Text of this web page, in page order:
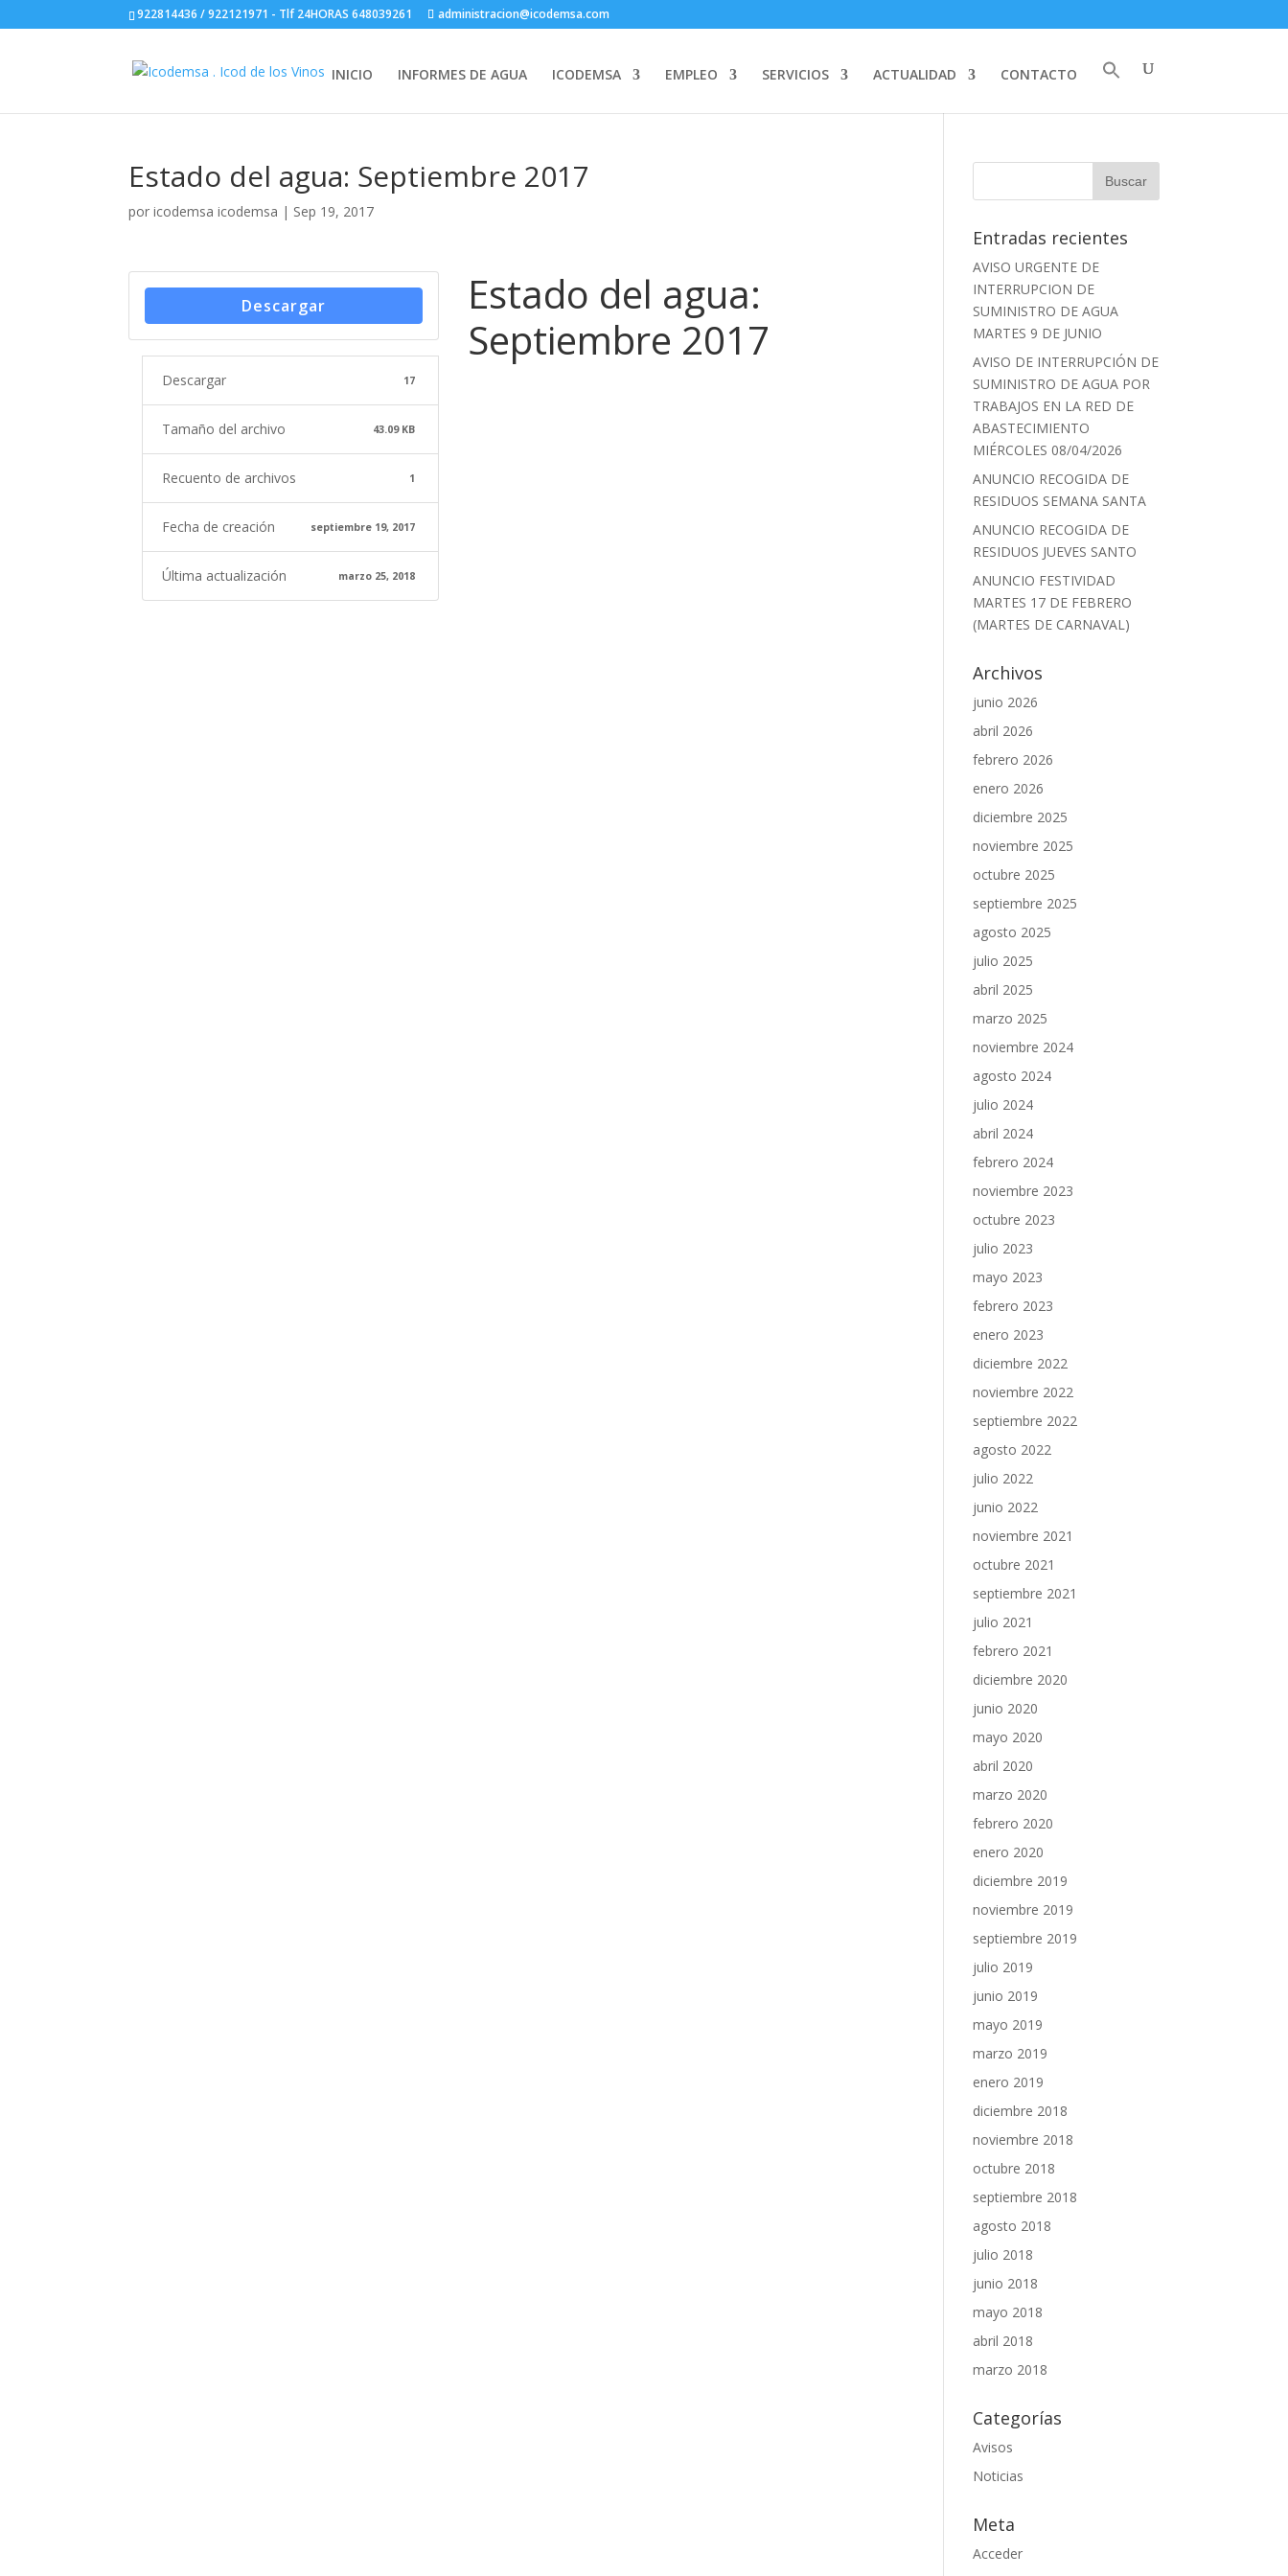
922814436 / 922121971 - Tlf 24HORAS 648039261 administracion@icodemsa.com
INICIO INFORMES DE AGUA ICODEMSA EMPLEO SERVICIOS ACTUALIDAD CONTACTO
Estado del agua: Septiembre 2017
poricodemsa icodemsa | Sep 19, 2017
Descargar
Descargar 17
Tamaño del archivo 43.09 KB
Recuento de archivos 1
Fecha de creación septiembre 19, 2017
Última actualización marzo 25, 2018
Estado del agua:
Septiembre 2017
Entradas recientes
AVISO URGENTE DE
INTERRUPCION DE
SUMINISTRO DE AGUA
MARTES 9 DE JUNIO
AVISO DE INTERRUPCIÓN DE
SUMINISTRO DE AGUA POR
TRABAJOS EN LA RED DE
ABASTECIMIENTO
MIÉRCOLES 08/04/2026
ANUNCIO RECOGIDA DE
RESIDUOS SEMANA SANTA
ANUNCIO RECOGIDA DE
RESIDUOS JUEVES SANTO
ANUNCIO FESTIVIDAD
MARTES 17 DE FEBRERO
(MARTES DE CARNAVAL)
Archivos
junio 2026
abril 2026
febrero 2026
enero 2026
diciembre 2025
noviembre 2025
octubre 2025
septiembre 2025
agosto 2025
julio 2025
abril 2025
marzo 2025
noviembre 2024
agosto 2024
julio 2024
abril 2024
febrero 2024
noviembre 2023
octubre 2023
julio 2023
mayo 2023
febrero 2023
enero 2023
diciembre 2022
noviembre 2022
septiembre 2022
agosto 2022
julio 2022
junio 2022
noviembre 2021
octubre 2021
septiembre 2021
julio 2021
febrero 2021
diciembre 2020
junio 2020
mayo 2020
abril 2020
marzo 2020
febrero 2020
enero 2020
diciembre 2019
noviembre 2019
septiembre 2019
julio 2019
junio 2019
mayo 2019
marzo 2019
enero 2019
diciembre 2018
noviembre 2018
octubre 2018
septiembre 2018
agosto 2018
julio 2018
junio 2018
mayo 2018
abril 2018
marzo 2018
Categorías
Avisos
Noticias
Meta
Acceder